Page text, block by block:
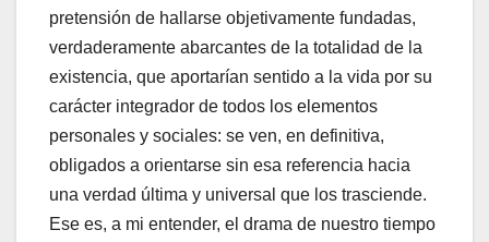
pretensión de hallarse objetivamente fundadas,
verdaderamente abarcantes de la totalidad de la
existencia, que aportarían sentido a la vida por su
carácter integrador de todos los elementos
personales y sociales: se ven, en definitiva,
obligados a orientarse sin esa referencia hacia
una verdad última y universal que los trasciende.
Ese es, a mi entender, el drama de nuestro tiempo